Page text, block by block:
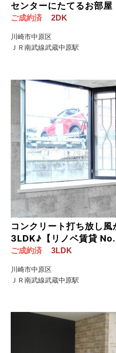
センターにたてるお部屋
ご成約済 2DK
川崎市中原区
ＪＲ南武線武蔵中原駅
コンクリート打ち放し風
3LDK♪【リノベ賃貸
ご成約済 3LDK
川崎市中原区
ＪＲ南武線武蔵中原駅